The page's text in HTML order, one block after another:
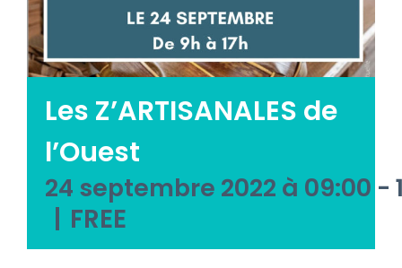
Emploi tourisme
Contact
Les Z’ARTISANALES de
l’Ouest
24 septembre 2022 à 09:00 -
FREE